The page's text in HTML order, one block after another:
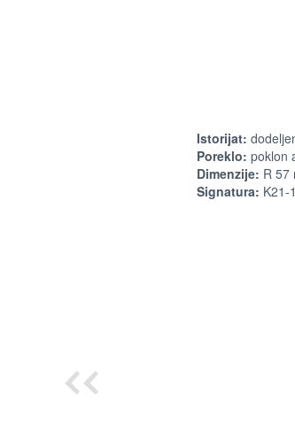
Istorijat:
Poreklo: poklon
Dimenzije: R 57
Signatura: K21-1